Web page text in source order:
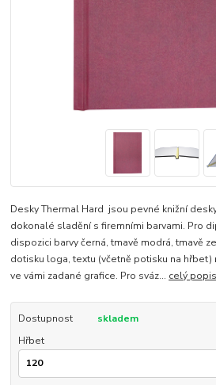
Desky Thermal Hard jsou pevné knižní
dokonalé sladění s firemními barvami. Pro
dispozici barvy černá, tmavě modrá, tmavě
dotisku loga, textu (včetně potisku na
ve vámi zadané grafice. Pro sváz... celý popis
Dostupnost
skladem
Hřbet